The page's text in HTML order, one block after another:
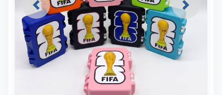
Previous Next